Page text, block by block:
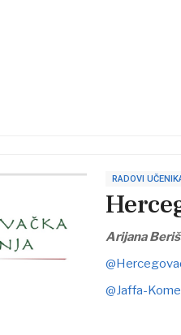
RADOVI
Arijana
@Jaffa-